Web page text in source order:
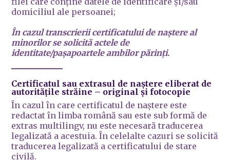
domiciliul ale persoanei;
În cazul transcrierii certificatului de naștere al
minorilor se solicită actele de
identitate/pașapoartele ambilor părinți.
Certificatul sau extrasul de naștere eliberat de
autoritățile străine – original și fotocopie
În cazul în care certificatul de naștere este
redactat în limba română sau este sub formă de
extras multilingv, nu este necesară traducerea
legalizată a acestuia. În celelalte cazuri se solicită
traducerea legalizată a certificatului de stare
civilă.